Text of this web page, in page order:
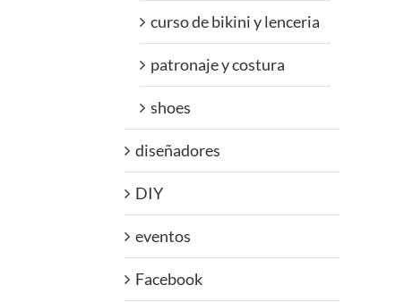
curso de bikini y lenceria
patronaje y costura
shoes
diseñadores
DIY
eventos
Facebook